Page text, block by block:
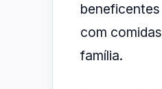
com
família.